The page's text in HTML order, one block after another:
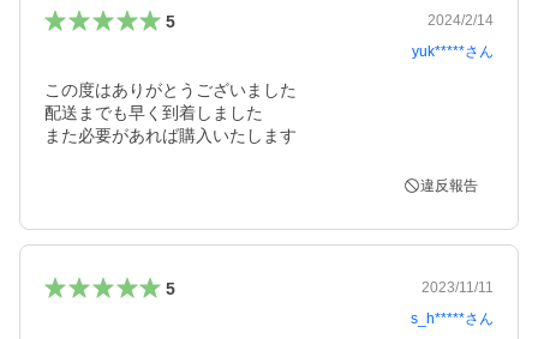
5
2024/2/14
yuk*****さん
この度はありがとうございました
配送までも早く到着しました
違反報告
5
2023/11/11
s_h*****さん